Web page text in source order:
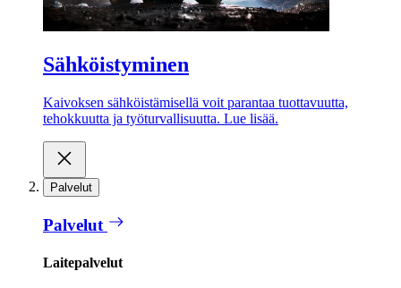
Sähköistyminen
Kaivoksen sähköistämisellä voit parantaa tuottavuutta,
tehokkuutta ja työturvallisuutta. Lue lisää.
Palvelut
Palvelut
Laitepalvelut